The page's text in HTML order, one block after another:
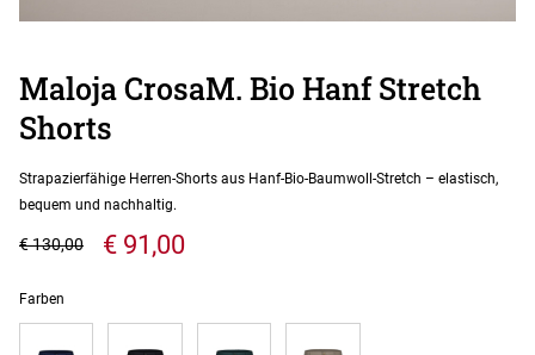
Maloja CrosaM. Bio Hanf Stretch
Shorts
Strapazierfähige Herren-Shorts aus Hanf-Bio-Baumwoll-Stretch – elastisch,
bequem und nachhaltig.
€ 91,00
€ 130,00
Farben